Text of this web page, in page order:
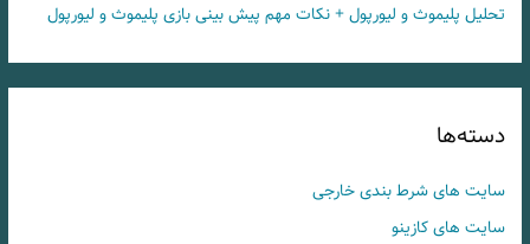
تحلیل پلیموث و لیورپول + نکات مهم پیش بینی بازی پلیموث و لیورپول
دسته‌ها
سایت های شرط بندی خارجی
سایت های کازینو